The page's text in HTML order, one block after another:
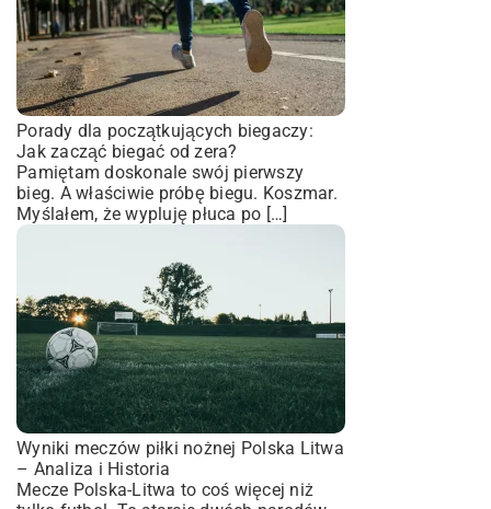
Porady dla początkujących biegaczy:
Jak zacząć biegać od zera?
Pamiętam doskonale swój pierwszy
bieg. A właściwie próbę biegu. Koszmar.
Myślałem, że wypluję płuca po […]
Wyniki meczów piłki nożnej Polska Litwa
– Analiza i Historia
Mecze Polska-Litwa to coś więcej niż